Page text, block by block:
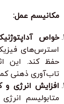
مکانیسم عمل:
خواص
استرس‌های
حفظ کند. این
تاب‌آوری ذهنی
افزایش انرژی
متابولیسم